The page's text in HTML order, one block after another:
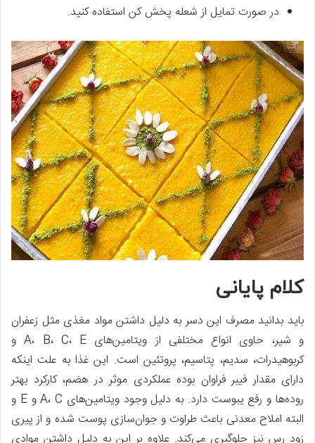
در صورت تمایل از شعله پخش کن استفاده کنید.
کلام پایانی
باید بدانید مصرف این دسر به دلیل داشتن مواد مغذی مثل زعفران
و شیر، حاوی انواع مختلفی از ویتامین‌های A، B، C، E و
کربوهیدرات، سدیم، پتاسیم، پروتئین است. این غذا به علت اینکه
دارای مقدار فیبر فراوان بوده عملکردی موثر در هضم، کارکرد بهتر
روده‌ها و رفع یبوست دارد. به دلیل وجود ویتامین‌های A، C و E و
البته املاح معدنی باعث طراوت و جوان‌سازی پوست شده و از پیری
زود رس نیز جلوگیری می‌کند. علاوه بر این به دلیل داشتن موادی